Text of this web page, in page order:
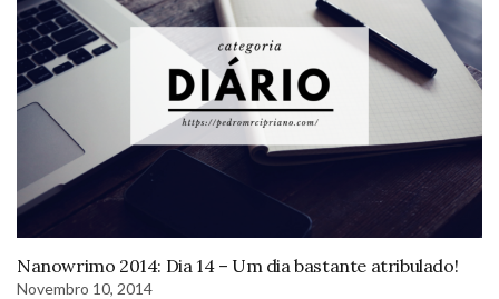
Nanowrimo 2014: Dia 14 – Um dia bastante atribulado!
Novembro 10, 2014